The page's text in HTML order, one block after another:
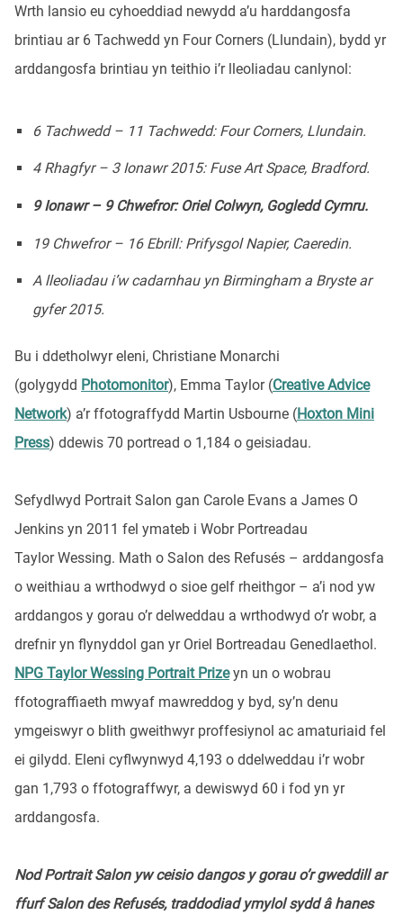
Wrth lansio eu cyhoeddiad newydd a’u harddangosfa
brintiau ar 6 Tachwedd yn Four Corners (Llundain), bydd yr
arddangosfa brintiau yn teithio i’r lleoliadau canlynol:
6 Tachwedd – 11 Tachwedd: Four Corners, Llundain.
4 Rhagfyr – 3 Ionawr 2015: Fuse Art Space, Bradford.
9 Ionawr – 9 Chwefror: Oriel Colwyn, Gogledd Cymru.
19 Chwefror – 16 Ebrill: Prifysgol Napier, Caeredin.
A lleoliadau i’w cadarnhau yn Birmingham a Bryste ar
gyfer 2015.
Bu i ddetholwyr eleni, Christiane Monarchi
(golygydd Photomonitor), Emma Taylor (Creative Advice
Network) a’r ffotograffydd Martin Usbourne (Hoxton Mini
Press) ddewis 70 portread o 1,184 o geisiadau.
Sefydlwyd Portrait Salon gan Carole Evans a James O
Jenkins yn 2011 fel ymateb i Wobr Portreadau
Taylor Wessing. Math o Salon des Refusés – arddangosfa
o weithiau a wrthodwyd o sioe gelf rheithgor – a’i nod yw
arddangos y gorau o’r delweddau a wrthodwyd o’r wobr, a
drefnir yn flynyddol gan yr Oriel Bortreadau Genedlaethol.
NPG Taylor Wessing Portrait Prizeyn un o wobrau
ffotograffiaeth mwyaf mawreddog y byd, sy’n denu
ymgeiswyr o blith gweithwyr proffesiynol ac amaturiaid fel
ei gilydd. Eleni cyflwynwyd 4,193 o ddelweddau i’r wobr
gan 1,793 o ffotograffwyr, a dewiswyd 60 i fod yn yr
arddangosfa.
Nod Portrait Salon yw ceisio dangos y gorau o’r gweddill ar
ffurf Salon des Refusés, traddodiad ymylol sydd â hanes